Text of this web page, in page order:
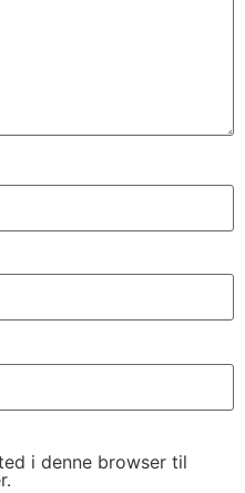
i denne browser til